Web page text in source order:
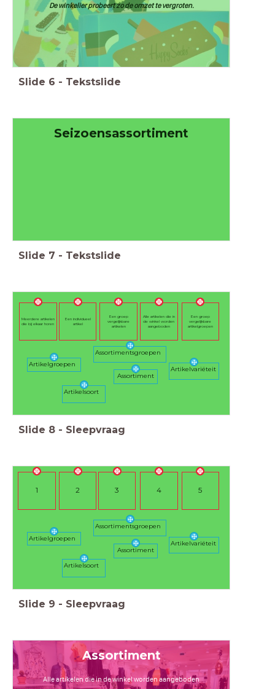
De winkelier probeert zo de omzet te vergroten.
Slide 6 - Tekstslide
Seizoensassortiment
Slide 7 - Tekstslide
Assortiment
Alle artikelen die in
de winkel worden
aangeboden
Een groep
vergelijkbare
artikelgroepen
Een groep
vergelijkbare
artikelen
Meerdere artikelen
die bij elkaar horen
Een individueel
artikel
Assortimentsgroepen
Artikelgroepen
Artikelsoort
Artikelvariëteit
Slide 8 - Sleepvraag
Assortiment
1 2 3 4 5
Assortimentsgroepen
Artikelgroepen
Artikelsoort
Artikelvariëteit
Slide 9 - Sleepvraag
Assortiment
Alle artikelen die in de winkel worden aangeboden